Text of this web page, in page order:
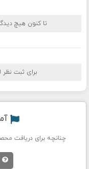
تا کنون هیچ
برای ثبت
چنانچه برای دریافت